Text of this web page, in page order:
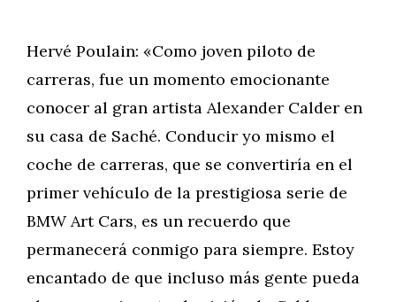
Hervé Poulain: «Como joven piloto de
carreras, fue un momento emocionante
conocer al gran artista Alexander Calder en
su casa de Saché. Conducir yo mismo el
coche de carreras, que se convertiría en el
primer vehículo de la prestigiosa serie de
BMW Art Cars, es un recuerdo que
permanecerá conmigo para siempre. Estoy
encantado de que incluso más gente pueda